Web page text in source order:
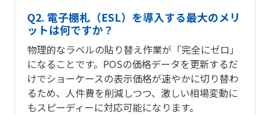
Q2. 電子棚札（ESL）を導入する最大のメリ
ットは何ですか？
物理的なラベルの貼り替え作業が「完全にゼロ」
になることです。POSの価格データを更新するだ
けでショーケースの表示価格が速やかに切り替わ
るため、人件費を削減しつつ、激しい相場変動に
もスピーディーに対応可能になります。